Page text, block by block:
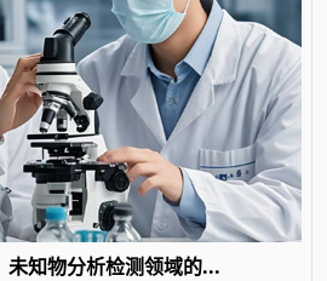
未知物分析检测领域的...